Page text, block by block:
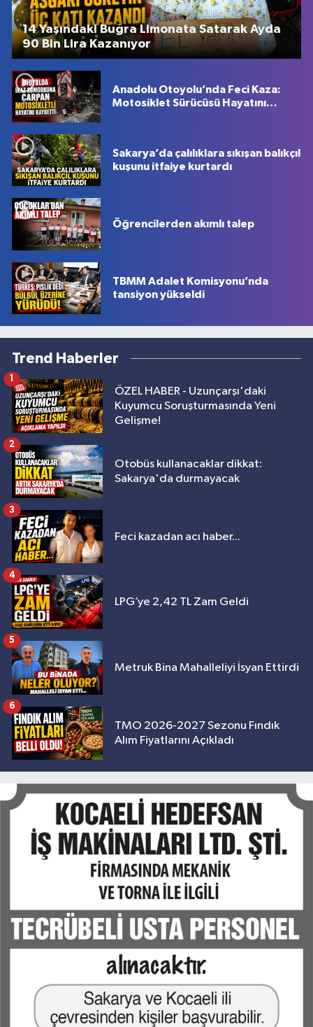
14 Yaşındaki Buğra Limonata Satarak Ayda
90 Bin Lira Kazanıyor
Anadolu Otoyolu’nda Feci Kaza:
Motosiklet Sürücüsü Hayatını
Sakarya’da çalılıklara sıkışan balıkçıl
kuşunu itfaiye kurtardı
Öğrencilerden akımlı talep
TBMM Adalet Komisyonu’nda
tansiyon yükseldi
Trend Haberler
ÖZEL HABER - Uzunçarşı'daki
Kuyumcu Soruşturmasında Yeni
Gelişme!
1
Otobüs kullanacaklar dikkat:
Sakarya'da durmayacak
2
Feci kazadan acı haber...
3
LPG’ye 2,42 TL Zam Geldi
4
Metruk Bina Mahalleliyi İsyan Ettirdi
5
TMO 2026-2027 Sezonu Fındık
Alım Fiyatlarını Açıkladı
6